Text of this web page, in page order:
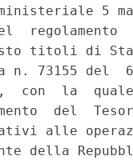
5
regolamento
titoli di
n. 73155 del
con  la
del
alle
della